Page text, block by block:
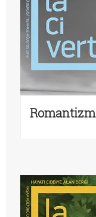
Romantizm